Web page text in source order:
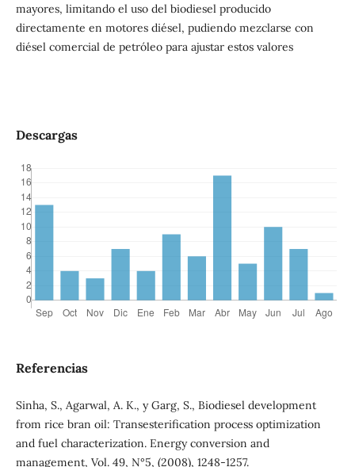
mayores, limitando el uso del biodiesel producido
directamente en motores diésel, pudiendo mezclarse con
diésel comercial de petróleo para ajustar estos valores
Descargas
Referencias
Sinha, S., Agarwal, A. K., y Garg, S., Biodiesel development
from rice bran oil: Transesterification process optimization
and fuel characterization. Energy conversion and
management, Vol. 49, N°5, (2008), 1248-1257.